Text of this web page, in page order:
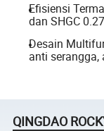
Efisiensi
dan SHGC
Desain
anti serangga,
QINGDAO